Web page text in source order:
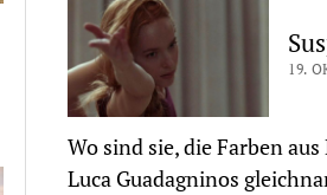
19.
Wo sind sie, die Farben
Luca Guadagninos